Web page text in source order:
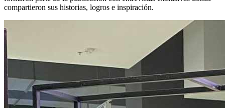
compartieron sus historias, logros e inspiración.